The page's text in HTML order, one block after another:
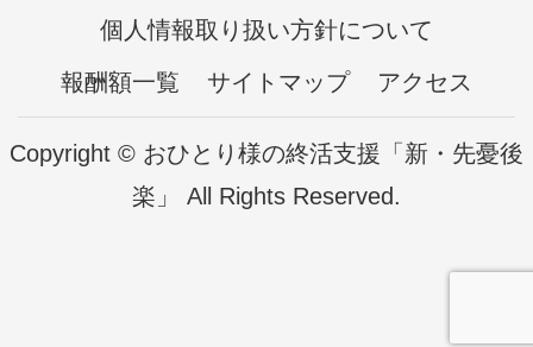
個人情報取り扱い方針について
報酬額一覧
サイトマップ アクセス
Copyright © おひとり様の終活支援「新・先憂後
楽」 All Rights Reserved.